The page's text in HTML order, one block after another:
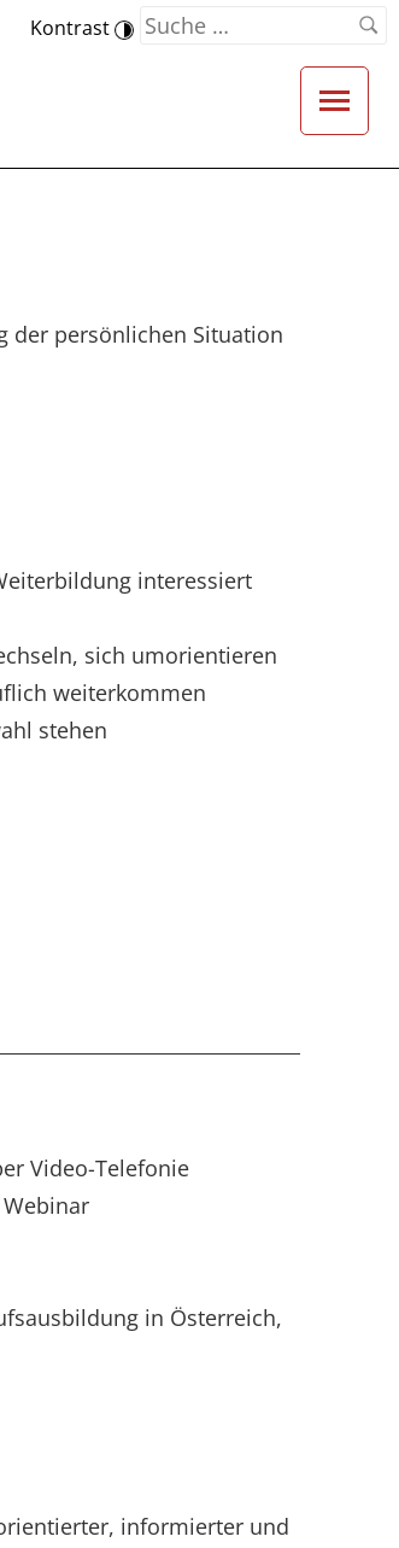
Kontrast
der persönlichen Situation
interessiert
sich umorientieren
weiterkommen
stehen
Video-Telefonie
in Österreich,
informierter und